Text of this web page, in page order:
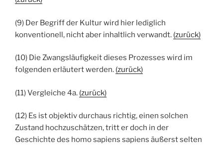
(9) Der Begriff der Kultur wird hier lediglich
konventionell, nicht aber inhaltlich verwandt. (zurück)
(10) Die Zwangsläufigkeit dieses Prozesses wird im
folgenden erläutert werden. (zurück)
(11) Vergleiche 4a. (zurück)
(12) Es ist objektiv durchaus richtig, einen solchen
Zustand hochzuschätzen, tritt er doch in der
Geschichte des homo sapiens sapiens äußerst selten